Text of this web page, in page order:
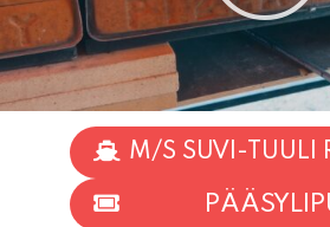
M/S SUVI-TUULI